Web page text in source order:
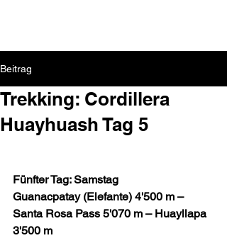
Beitrag
Trekking: Cordillera
Huayhuash Tag 5
Fünfter Tag: Samstag
Guanacpatay (Elefante) 4'500 m –
Santa Rosa Pass 5'070 m – Huayllapa
3'500 m